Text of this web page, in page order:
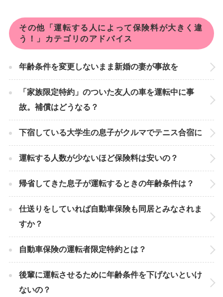
その他「運転する人によって保険料が大きく違
う！」カテゴリのアドバイス
年齢条件を変更しないまま新婚の妻が事故を
「家族限定特約」のついた友人の車を運転中に事
故。補償はどうなる？
下宿している大学生の息子がクルマでテニス合宿に
運転する人数が少ないほど保険料は安いの？
帰省してきた息子が運転するときの年齢条件は？
仕送りをしていれば自動車保険も同居とみなされま
すか？
自動車保険の運転者限定特約とは？
後輩に運転させるために年齢条件を下げないといけ
ないの？